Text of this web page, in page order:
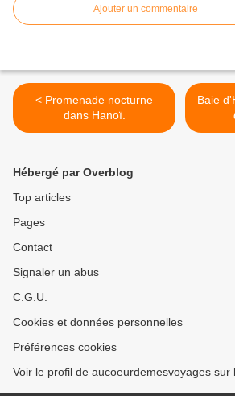
Ajouter un commentaire
< Promenade nocturne
dans Hanoï.
Baie
Hébergé par Overblog
Top articles
Pages
Contact
Signaler un abus
C.G.U.
Cookies et données personnelles
Préférences cookies
Voir le profil de aucoeurdemesvoyages sur